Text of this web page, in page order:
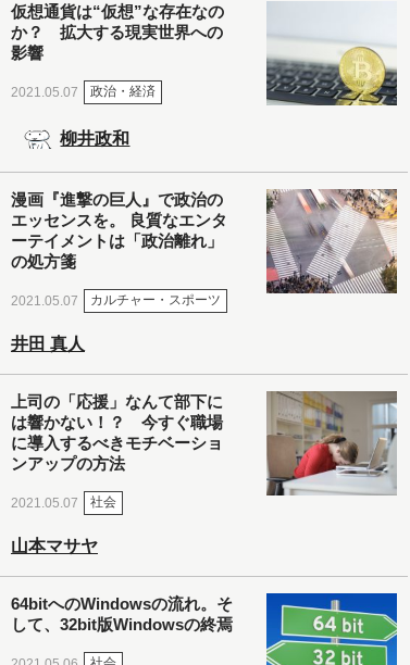
仮想通貨は“仮想”な存在なの
か？ 拡大する現実世界への
影響
2021.05.07 政治・経済
柳井政和
漫画『進撃の巨人』で政治の
エッセンスを。 良質なエンタ
ーテイメントは「政治離れ」
の処方箋
2021.05.07 カルチャー・スポーツ
井田 真人
上司の「応援」なんて部下に
は響かない！？ 今すぐ職場
に導入するべきモチベーショ
ンアップの方法
2021.05.07 社会
山本マサヤ
64bitへのWindowsの流れ。そ
して、32bit版Windowsの終焉